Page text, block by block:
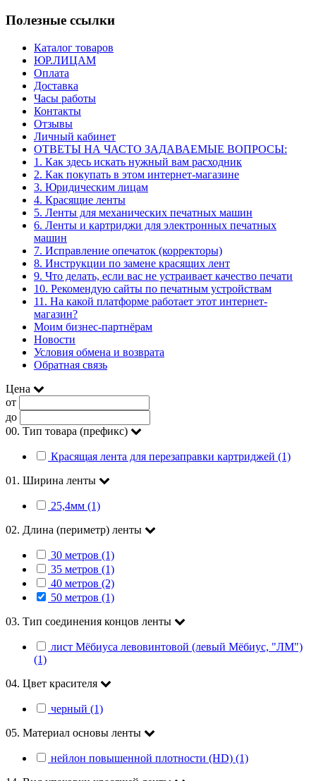
Полезные ссылки
Каталог товаров
ЮР.ЛИЦАМ
Оплата
Доставка
Часы работы
Контакты
Отзывы
Личный кабинет
ОТВЕТЫ НА ЧАСТО ЗАДАВАЕМЫЕ ВОПРОСЫ:
1. Как здесь искать нужный вам расходник
2. Как покупать в этом интернет-магазине
3. Юридическим лицам
4. Красящие ленты
5. Ленты для механических печатных машин
6. Ленты и картриджи для электронных печатных
машин
7. Исправление опечаток (корректоры)
8. Инструкции по замене красящих лент
9. Что делать, если вас не устраивает качество печати
10. Рекомендую сайты по печатным устройствам
11. На какой платформе работает этот интернет-
магазин?
Моим бизнес-партнёрам
Новости
Условия обмена и возврата
Обратная связь
Цена
от
до
00. Тип товара (префикс)
Красящая лента для перезаправки картриджей (1)
01. Ширина ленты
25,4мм (1)
02. Длина (периметр) ленты
30 метров (1)
35 метров (1)
40 метров (2)
50 метров (1)
03. Тип соединения концов ленты
лист Мёбиуса левовинтовой (левый Мёбиус, "ЛМ")
(1)
04. Цвет красителя
черный (1)
05. Материал основы ленты
нейлон повышенной плотности (HD) (1)